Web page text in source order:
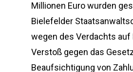
Millionen Euro wurden
Bielefelder
wegen des Verdachts auf
Verstoß gegen das
Beaufsichtigung von